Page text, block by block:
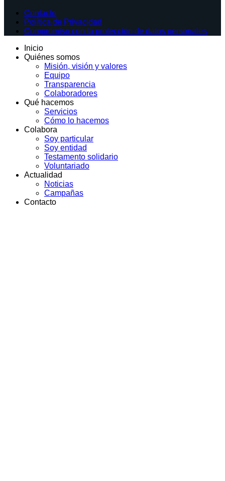
Contacto
Política de Privacidad
Compromiso con la protección de datos personales
Inicio
Quiénes somos
Misión, visión y valores
Equipo
Transparencia
Colaboradores
Qué hacemos
Servicios
Cómo lo hacemos
Colabora
Soy particular
Soy entidad
Testamento solidario
Voluntariado
Actualidad
Noticias
Campañas
Contacto